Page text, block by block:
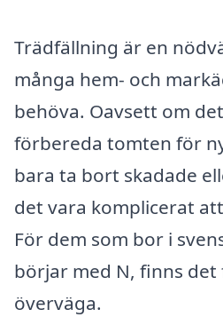
Trädfällning är en
många hem- och
behöva. Oavsett om
förbereda tomten för
bara ta bort skadade
det vara komplicerat
För dem som bor i
börjar med N, finns
överväga.